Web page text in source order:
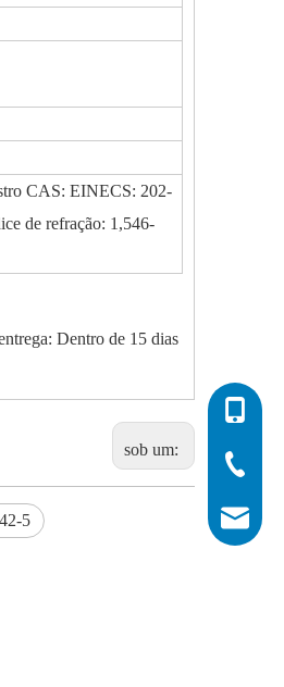
CAS: EINECS: 202-
de refração: 1,546-
Dentro de 15 dias
sob um:
5
0086-
0086-
0086-